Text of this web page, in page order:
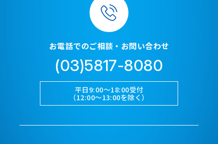
お電話でのご相談・お問い合わせ
(03)5817-8080
平日9:00～18:00受付
（12:00～13:00を除く）